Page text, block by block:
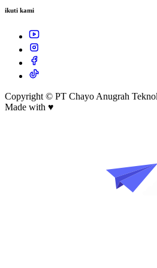
ikuti kami
Copyright © PT Chayo Anugrah
Made with ♥